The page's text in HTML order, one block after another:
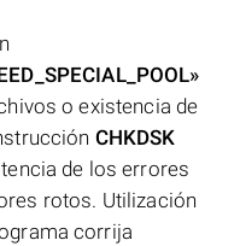
o existencia de
CHKDSK
de los errores
rotos. Utilización
corrija